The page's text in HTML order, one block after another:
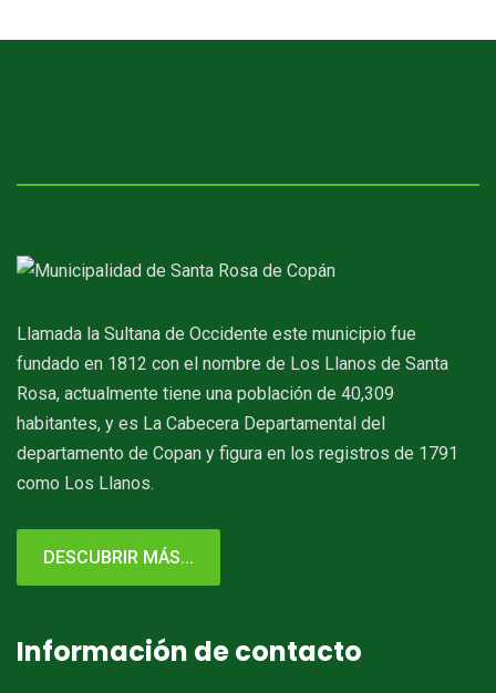
Llamada la Sultana de Occidente este municipio fue
fundado en 1812 con el nombre de Los Llanos de Santa
Rosa, actualmente tiene una población de 40,309
habitantes, y es La Cabecera Departamental del
departamento de Copan y figura en los registros de 1791
como Los Llanos.
DESCUBRIR MÁS...
Información de contacto